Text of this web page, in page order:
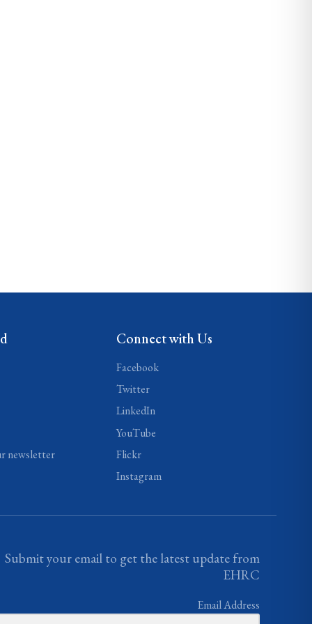
newsletter
Connect with Us
Facebook
Twitter
LinkedIn
YouTube
Flickr
Instagram
Submit your email to get the latest update from
EHRC
Email Address